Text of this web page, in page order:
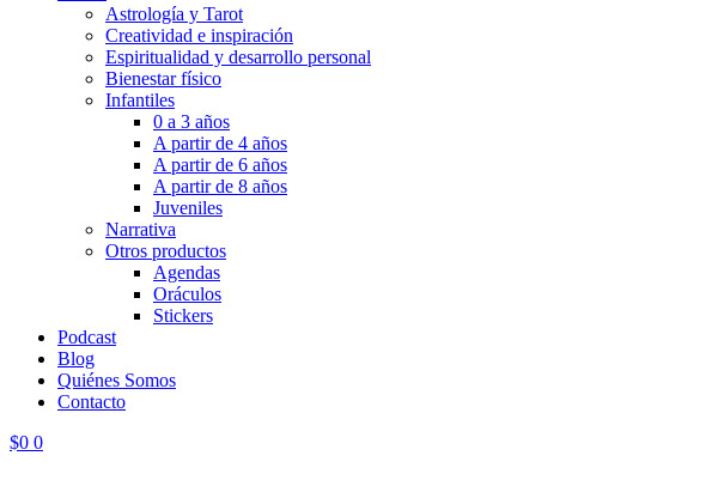
Astrología y Tarot
Creatividad e inspiración
Espiritualidad y desarrollo personal
Bienestar físico
Infantiles
0 a 3 años
A partir de 4 años
A partir de 6 años
A partir de 8 años
Juveniles
Narrativa
Otros productos
Agendas
Oráculos
Stickers
Podcast
Blog
Quiénes Somos
Contacto
$0 0